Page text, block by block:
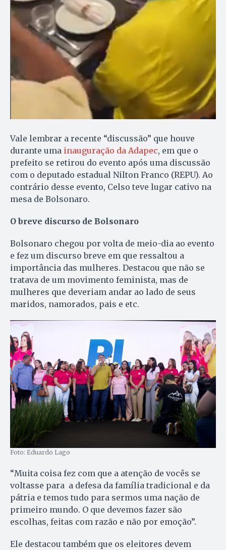
Vale lembrar a recente “discussão” que houve
durante uma inauguração da Adapec, em que o
prefeito se retirou do evento após uma discussão
com o deputado estadual Nilton Franco (REPU). Ao
contrário desse evento, Celso teve lugar cativo na
mesa de Bolsonaro.
O breve discurso de Bolsonaro
Bolsonaro chegou por volta de meio-dia ao evento
e fez um discurso breve em que ressaltou a
importância das mulheres. Destacou que não se
tratava de um movimento feminista, mas de
mulheres que deveriam andar ao lado de seus
maridos, namorados, pais e etc.
Foto: Eduardo Lago
“Muita coisa fez com que a atenção de vocês se
voltasse para a defesa da família tradicional e da
pátria e temos tudo para sermos uma nação de
primeiro mundo. O que devemos fazer são
escolhas, feitas com razão e não por emoção”.
Ele destacou também que os eleitores devem